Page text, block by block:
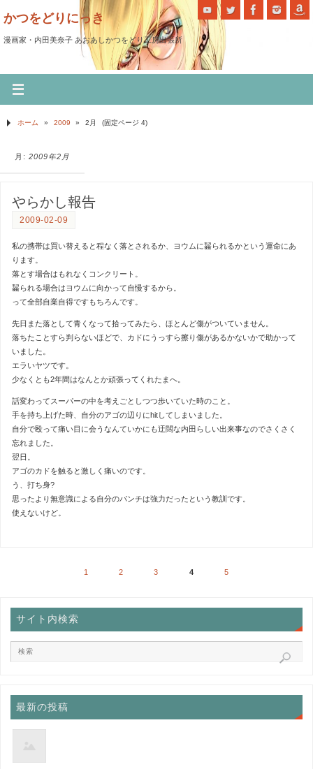
かつをどりにっき
漫画家・内田美奈子 あおあしかつをどり工房出張所
ホーム » 2009 » 2月 (固定ページ 4)
月: 2009年2月
やらかし報告
2009-02-09
私の携帯は買い替えると程なく落とされるか、ヨウムに齧られるかという運命にあ
ります。
落とす場合はもれなくコンクリート。
齧られる場合はヨウムに向かって自慢するから。
って全部自業自得ですもちろんです。
先日また落として青くなって拾ってみたら、ほとんど傷がついていません。
落ちたことすら判らないほどで、カドにうっすら擦り傷があるかないかで助かって
いました。
エラいヤツです。
少なくとも2年間はなんとか頑張ってくれたまへ。
話変わってスーパーの中を考えごとしつつ歩いていた時のこと。
手を持ち上げた時、自分のアゴの辺りにhitしてしまいました。
自分で殴って痛い目に会うなんていかにも迂闊な内田らしい出来事なのでさくさく
忘れました。
翌日。
アゴのカドを触ると激しく痛いのです。
う、打ち身?
思ったより無意識による自分のパンチは強力だったという教訓です。
使えないけど。
1 2 3 4 5
サイト内検索
最新の投稿